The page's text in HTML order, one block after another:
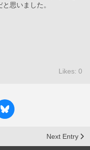
思いました。
Likes: 0
Next Entry